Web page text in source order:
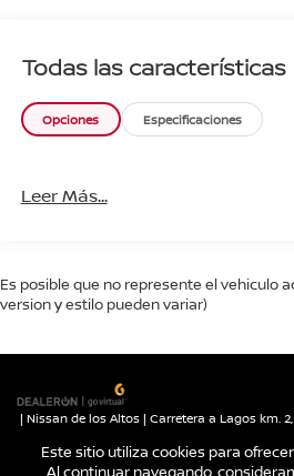
Todas las características
Opciones Especificaciones
Leer Más...
Es posible que no represente el vehiculo
version y estilo pueden variar)
| Nissan de los Altos | Carretera a Lagos km. 2,
Aviso de Privacidad|Mapa del sitio
Este sitio utiliza cookies para
Al continuar navegando,